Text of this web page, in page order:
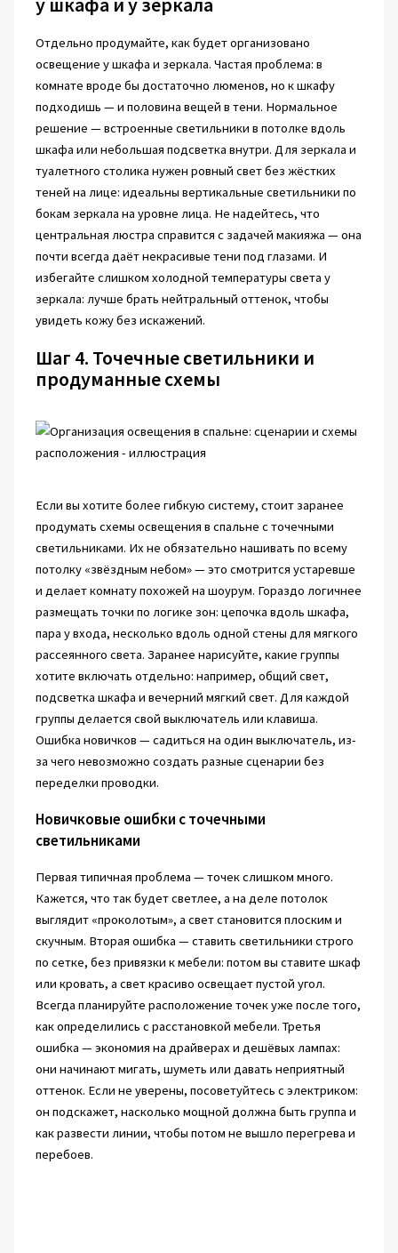
Отдельно продумайте, как будет организовано
освещение у шкафа и зеркала. Частая проблема: в
комнате вроде бы достаточно люменов, но к шкафу
подходишь — и половина вещей в тени. Нормальное
решение — встроенные светильники в потолке вдоль
шкафа или небольшая подсветка внутри. Для зеркала и
туалетного столика нужен ровный свет без жёстких
теней на лице: идеальны вертикальные светильники по
бокам зеркала на уровне лица. Не надейтесь, что
центральная люстра справится с задачей макияжа — она
почти всегда даёт некрасивые тени под глазами. И
избегайте слишком холодной температуры света у
зеркала: лучше брать нейтральный оттенок, чтобы
увидеть кожу без искажений.
Шаг 4. Точечные светильники и
продуманные схемы
Если вы хотите более гибкую систему, стоит заранее
продумать схемы освещения в спальне с точечными
светильниками. Их не обязательно нашивать по всему
потолку «звёздным небом» — это смотрится устаревше
и делает комнату похожей на шоурум. Гораздо логичнее
размещать точки по логике зон: цепочка вдоль шкафа,
пара у входа, несколько вдоль одной стены для мягкого
рассеянного света. Заранее нарисуйте, какие группы
хотите включать отдельно: например, общий свет,
подсветка шкафа и вечерний мягкий свет. Для каждой
группы делается свой выключатель или клавиша.
Ошибка новичков — садиться на один выключатель, из-
за чего невозможно создать разные сценарии без
переделки проводки.
Новичковые ошибки с точечными
светильниками
Первая типичная проблема — точек слишком много.
Кажется, что так будет светлее, а на деле потолок
выглядит «проколотым», а свет становится плоским и
скучным. Вторая ошибка — ставить светильники строго
по сетке, без привязки к мебели: потом вы ставите шкаф
или кровать, а свет красиво освещает пустой угол.
Всегда планируйте расположение точек уже после того,
как определились с расстановкой мебели. Третья
ошибка — экономия на драйверах и дешёвых лампах:
они начинают мигать, шуметь или давать неприятный
оттенок. Если не уверены, посоветуйтесь с электриком:
он подскажет, насколько мощной должна быть группа и
как развести линии, чтобы потом не вышло перегрева и
перебоев.